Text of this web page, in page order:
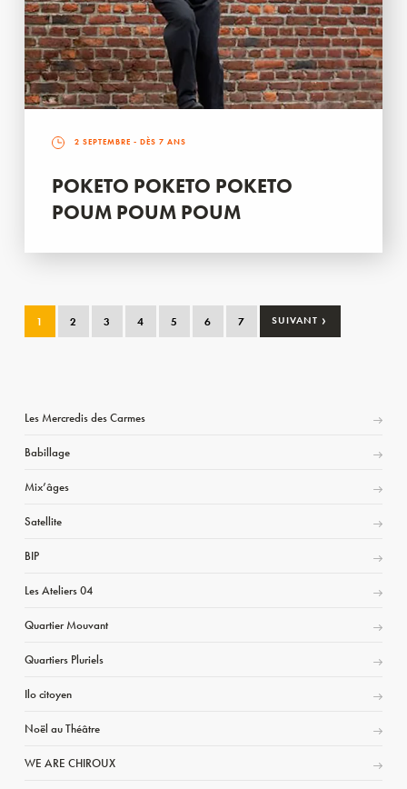
2 SEPTEMBRE - DÈS 7 ANS
POKETO POKETO POKETO
POUM POUM POUM
1 2 3 4 5 6 7 SUIVANT ›
Les Mercredis des Carmes
Babillage
Mix’âges
Satellite
BIP
Les Ateliers 04
Quartier Mouvant
Quartiers Pluriels
Ilo citoyen
Noël au Théâtre
WE ARE CHIROUX